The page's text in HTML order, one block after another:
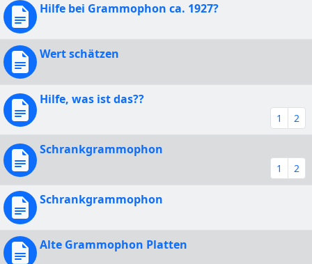
Hilfe bei Grammophon ca. 1927?
Wert schätzen
Hilfe, was ist das??
1 2
Schrankgrammophon
1 2
Schrankgrammophon
Alte Grammophon Platten